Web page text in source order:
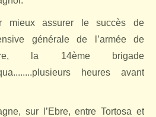
mieux assurer le succès de
générale de l’armée de
la 14ème brigade
heures avant
sur l’Ebre, entre Tortosa et